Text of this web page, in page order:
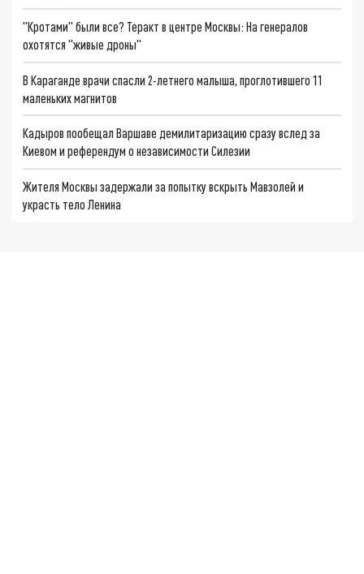
"Кротами" были все? Теракт в центре Москвы: На генералов
охотятся "живые дроны"
В Караганде врачи спасли 2-летнего малыша, проглотившего 11
маленьких магнитов
Кадыров пообещал Варшаве демилитаризацию сразу вслед за
Киевом и референдум о независимости Силезии
Жителя Москвы задержали за попытку вскрыть Мавзолей и
украсть тело Ленина